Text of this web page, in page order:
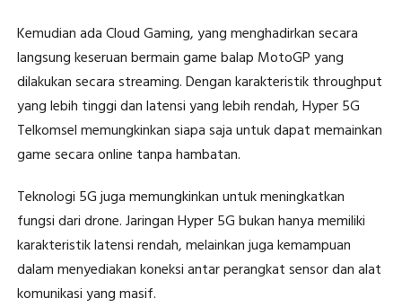
Kemudian ada Cloud Gaming, yang menghadirkan secara
langsung keseruan bermain game balap MotoGP yang
dilakukan secara streaming. Dengan karakteristik throughput
yang lebih tinggi dan latensi yang lebih rendah, Hyper 5G
Telkomsel memungkinkan siapa saja untuk dapat memainkan
game secara online tanpa hambatan.
Teknologi 5G juga memungkinkan untuk meningkatkan
fungsi dari drone. Jaringan Hyper 5G bukan hanya memiliki
karakteristik latensi rendah, melainkan juga kemampuan
dalam menyediakan koneksi antar perangkat sensor dan alat
komunikasi yang masif.